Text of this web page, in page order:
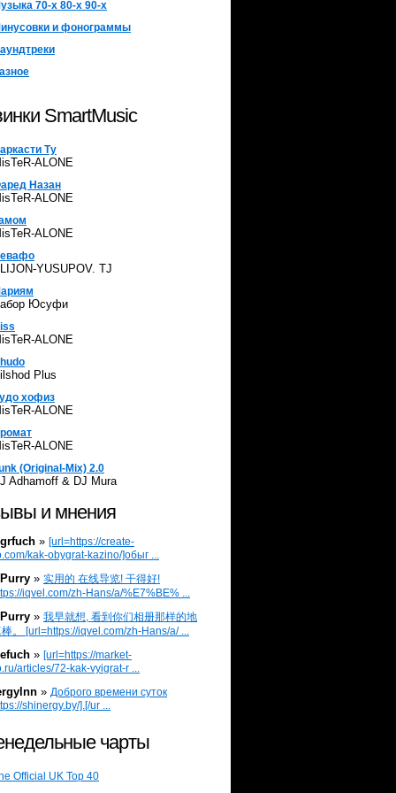
70-х 80-х 90-х
и фонограммы
SmartMusic
Ту
ALONE
Назан
ALONE
ALONE
YUSUPOV. TJ
Юсуфи
ALONE
Plus
хофиз
ALONE
ALONE
(Original-Mix) 2.0
Adhamoff & DJ Mura
и мнения
» [url=https://create-
kak-obygrat-kazino/]обыг ...
» 实用的 在线导览! 干得好!
iqvel.com/zh-Hans/a/%E7%BE% ...
» 我早就想, 看到你们相册那样的地
。 [url=https://iqvel.com/zh-Hans/a/ ...
» [url=https://market-
articles/72-kak-vyigrat-r ...
» Доброго времени суток
shinergy.by/].[/ur ...
чарты
Official UK Top 40